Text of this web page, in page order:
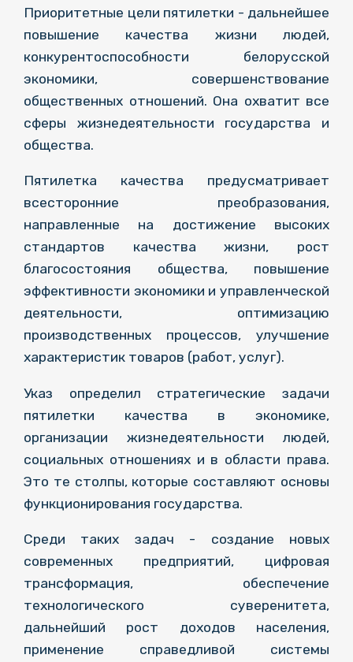
Приоритетные цели пятилетки - дальнейшее
повышение качества жизни людей,
конкурентоспособности белорусской
экономики, совершенствование
общественных отношений. Она охватит все
сферы жизнедеятельности государства и
общества.
Пятилетка качества предусматривает
всесторонние преобразования,
направленные на достижение высоких
стандартов качества жизни, рост
благосостояния общества, повышение
эффективности экономики и управленческой
деятельности, оптимизацию
производственных процессов, улучшение
характеристик товаров (работ, услуг).
Указ определил стратегические задачи
пятилетки качества в экономике,
организации жизнедеятельности людей,
социальных отношениях и в области права.
Это те столпы, которые составляют основы
функционирования государства.
Среди таких задач - создание новых
современных предприятий, цифровая
трансформация, обеспечение
технологического суверенитета,
дальнейший рост доходов населения,
применение справедливой системы